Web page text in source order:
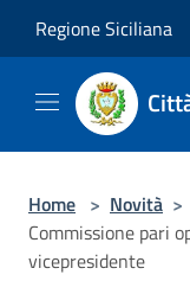
Regione Siciliana
Home > Novità >
Commissione pari
vicepresidente